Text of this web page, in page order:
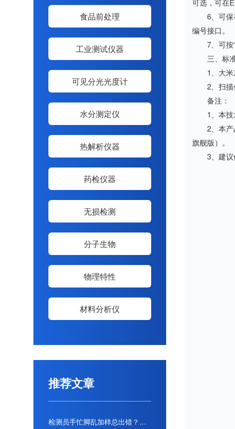
食品前处理
工业测试仪器
可见分光光度计
水分测定仪
热解析仪器
药检仪器
无损检测
分子生物
物理特性
材料分析仪
推荐文章
检测员手忙脚乱加样总出错？三体宏科全自动农药残留检测仪，全流程自动操作零人工失误
可选，可在
6、可保存
编号接口。
7、可按“
三、标
1、大米
2、扫描
备注：
1、本技
2、本产品
旗舰版）。
3、建议依